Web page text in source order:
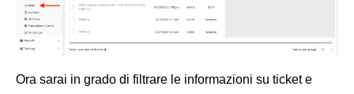
Ora sarai in grado di filtrare le informazioni su ticket e